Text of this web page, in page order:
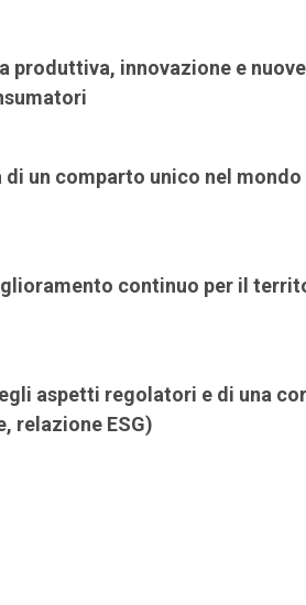
produttiva, innovazione e nuove
un comparto unico nel mondo
continuo per il
aspetti regolatori e di una
relazione ESG)